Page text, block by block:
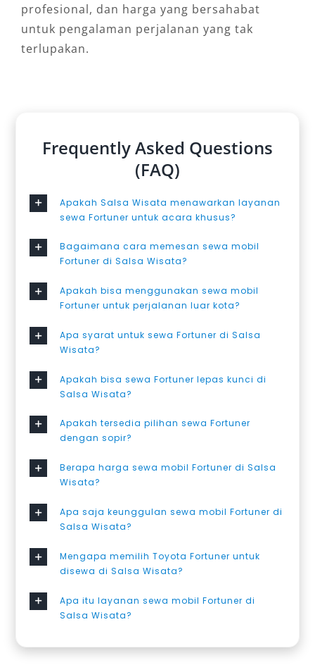
profesional, dan harga yang bersahabat
untuk pengalaman perjalanan yang tak
terlupakan.
Frequently Asked Questions
(FAQ)
Apakah Salsa Wisata menawarkan layanan
sewa Fortuner untuk acara khusus?
Bagaimana cara memesan sewa mobil
Fortuner di Salsa Wisata?
Apakah bisa menggunakan sewa mobil
Fortuner untuk perjalanan luar kota?
Apa syarat untuk sewa Fortuner di Salsa
Wisata?
Apakah bisa sewa Fortuner lepas kunci di
Salsa Wisata?
Apakah tersedia pilihan sewa Fortuner
dengan sopir?
Berapa harga sewa mobil Fortuner di Salsa
Wisata?
Apa saja keunggulan sewa mobil Fortuner di
Salsa Wisata?
Mengapa memilih Toyota Fortuner untuk
disewa di Salsa Wisata?
Apa itu layanan sewa mobil Fortuner di
Salsa Wisata?